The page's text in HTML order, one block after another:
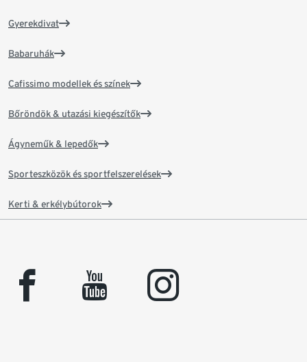
Gyerekdivat
Babaruhák
Cafissimo modellek és színek
Bőröndök & utazási kiegészítők
Ágyneműk & lepedők
Sporteszközök és sportfelszerelések
Kerti & erkélybútorok
facebook youtube instagram